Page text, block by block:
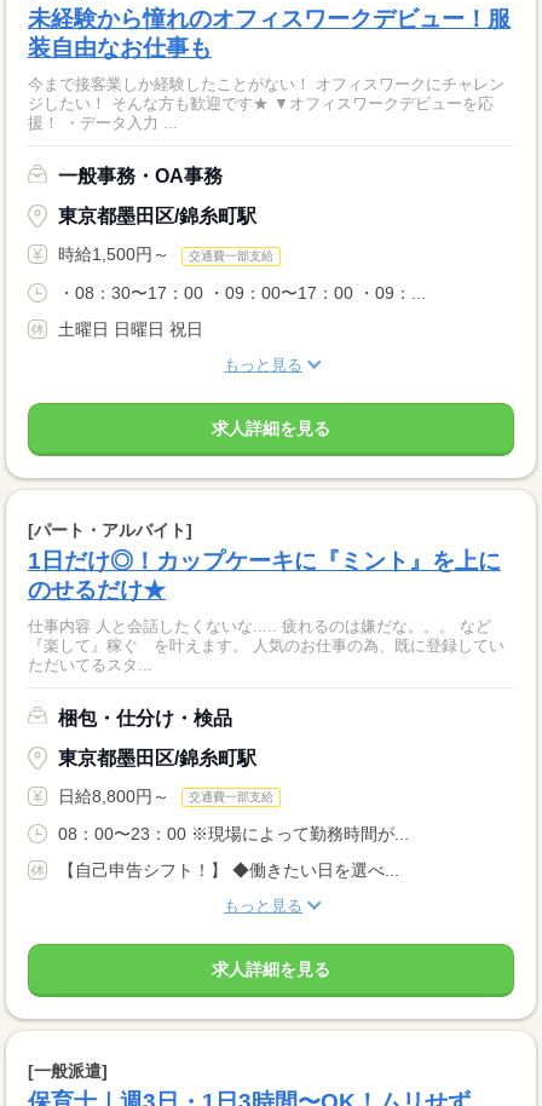
未経験から憧れのオフィスワークデビュー！服
装自由なお仕事も
今まで接客業しか経験したことがない！ オフィスワークにチャレン
ジしたい！ そんな方も歓迎です★ ▼オフィスワークデビューを応
援！ ・データ入力 ...
一般事務・OA事務
東京都墨田区/錦糸町駅
時給1,500円～ 交通費一部支給
・08：30〜17：00 ・09：00〜17：00 ・09：...
土曜日 日曜日 祝日
もっと見る
求人詳細を見る
[パート・アルバイト]
1日だけ◎！カップケーキに『ミント』を上に
のせるだけ★
仕事内容 人と会話したくないな..... 疲れるのは嫌だな。。。 など
『楽して』稼ぐ を叶えます。 人気のお仕事の為、既に登録してい
ただいてるスタ...
梱包・仕分け・検品
東京都墨田区/錦糸町駅
日給8,800円～ 交通費一部支給
08：00〜23：00 ※現場によって勤務時間が...
【自己申告シフト！】 ◆働きたい日を選べ...
もっと見る
求人詳細を見る
[一般派遣]